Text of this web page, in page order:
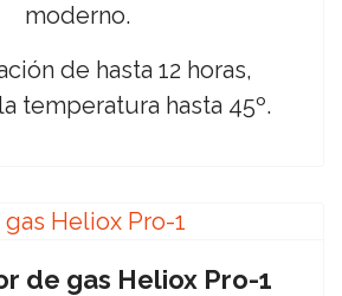
moderno.
de hasta 12 horas,
temperatura hasta 45º.
de gas Heliox Pro-1